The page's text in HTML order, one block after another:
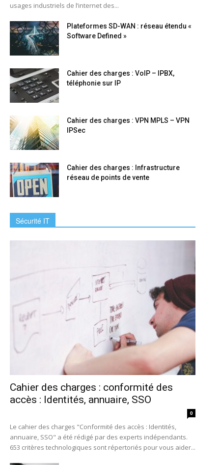
usages industriels de l’internet des...
Plateformes SD-WAN : réseau étendu «
Software Defined »
Cahier des charges : VoIP – IPBX,
téléphonie sur IP
Cahier des charges : VPN MPLS – VPN
IPSec
Cahier des charges : Infrastructure
réseau de points de vente
Sécurité IT
Cahier des charges : conformité des
accès : Identités, annuaire, SSO
0
Le cahier des charges "Conformité des accès : Identités,
annuaire, SSO" a été rédigé par des experts indépendants.
653 critères technologiques sont répertoriés pour vous aider...